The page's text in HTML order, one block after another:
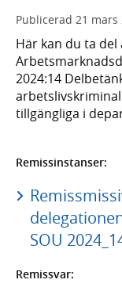
Publicerad 21 mars
Här kan du ta
2024:14
tillgängliga i
Remissinstanser:
SOU
Remissvar: